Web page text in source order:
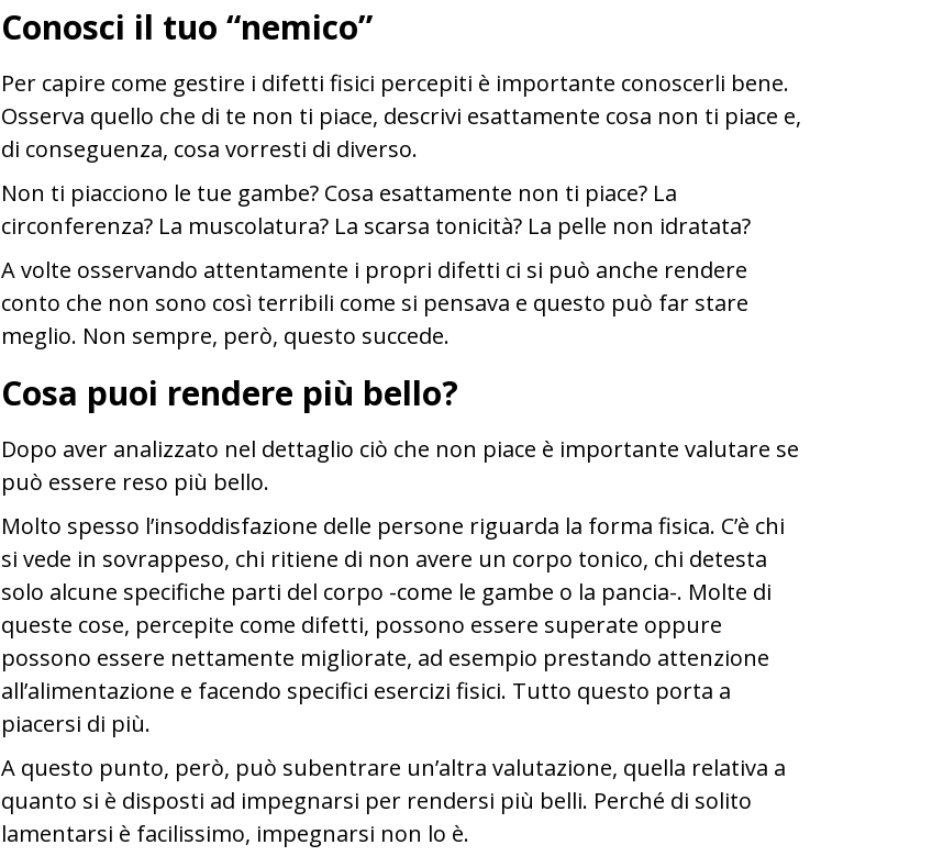
Conosci il tuo “nemico”
Per capire come gestire i difetti fisici percepiti è importante conoscerli bene.
Osserva quello che di te non ti piace, descrivi esattamente cosa non ti piace e,
di conseguenza, cosa vorresti di diverso.
Non ti piacciono le tue gambe? Cosa esattamente non ti piace? La
circonferenza? La muscolatura? La scarsa tonicità? La pelle non idratata?
A volte osservando attentamente i propri difetti ci si può anche rendere
conto che non sono così terribili come si pensava e questo può far stare
meglio. Non sempre, però, questo succede.
Cosa puoi rendere più bello?
Dopo aver analizzato nel dettaglio ciò che non piace è importante valutare se
può essere reso più bello.
Molto spesso l’insoddisfazione delle persone riguarda la forma fisica. C’è chi
si vede in sovrappeso, chi ritiene di non avere un corpo tonico, chi detesta
solo alcune specifiche parti del corpo -come le gambe o la pancia-. Molte di
queste cose, percepite come difetti, possono essere superate oppure
possono essere nettamente migliorate, ad esempio prestando attenzione
all’alimentazione e facendo specifici esercizi fisici. Tutto questo porta a
piacersi di più.
A questo punto, però, può subentrare un’altra valutazione, quella relativa a
quanto si è disposti ad impegnarsi per rendersi più belli. Perché di solito
lamentarsi è facilissimo, impegnarsi non lo è.